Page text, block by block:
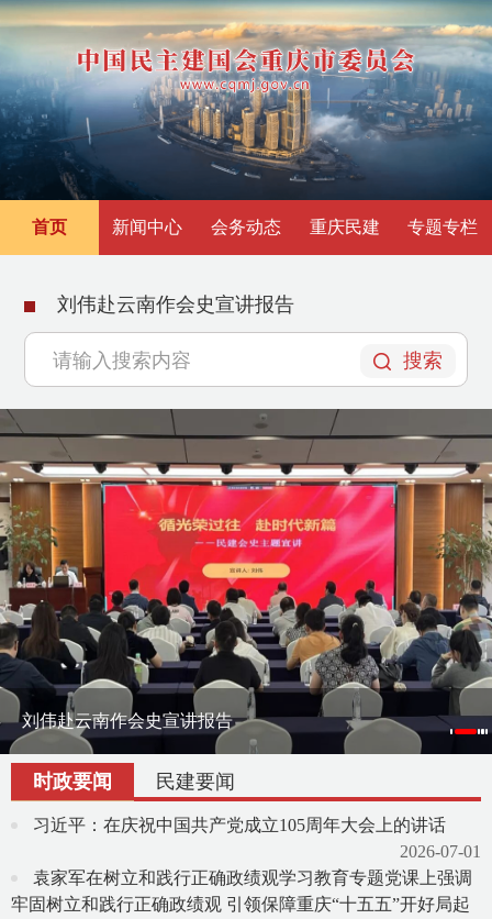
首页 新闻中心 会务动态 重庆民建 专题专栏
刘伟赴云南作会史宣讲报告
搜索
刘伟率课题组赴宁夏调研地方组织会员发展
渝滇民建书画院在昆明举办交流笔会
刘伟赴云南作会史宣讲报告
时政要闻 民建要闻
习近平：在庆祝中国共产党成立105周年大会上的讲话
2026-07-01
袁家军在树立和践行正确政绩观学习教育专题党课上强调
牢固树立和践行正确政绩观 引领保障重庆“十五五”开好局起